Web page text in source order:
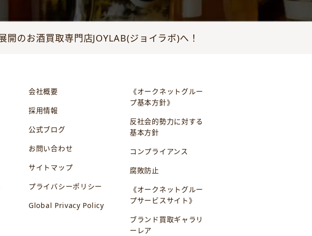
のお酒買取専門店JOYLAB(ジョイラボ)へ！
会社概要
採用情報
公式ブログ
お問い合わせ
サイトマップ
プライバシーポリシー
Global Privacy Policy
《オークネットグルー
プ基本方針》
反社会的勢力に対する
基本方針
コンプライアンス
腐敗防止
《オークネットグルー
プサービスサイト》
ブランド買取ギャラリ
ーレア